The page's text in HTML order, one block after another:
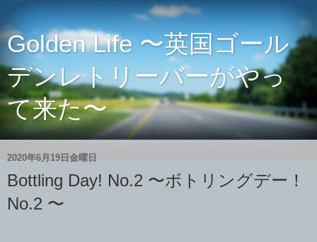
Golden Life 〜英国ゴール
デンレトリーバーがやっ
て来た〜
2020年6月19日金曜日
Bottling Day! No.2 〜ボトリングデー！
No.2 〜